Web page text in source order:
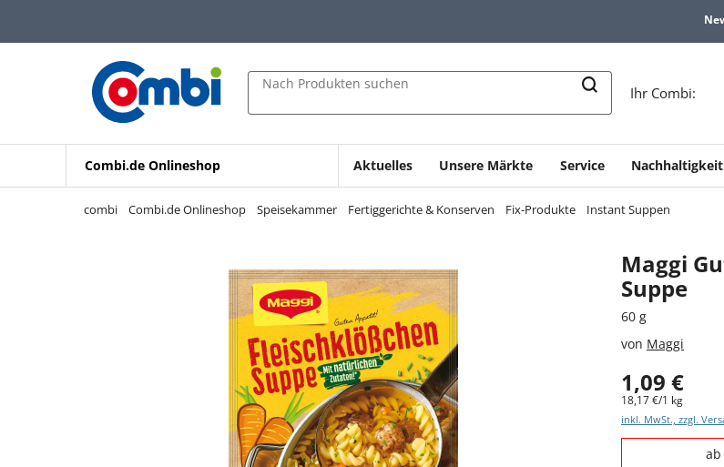
Zur Navigation springen
Zur Suche springen
Nach Produkten suchen
Ihr Combi:
Combi.de Onlineshop Aktuelles Unsere Märkte Service Nachhaltigkeit
combi Combi.de Onlineshop Speisekammer Fertiggerichte & Konserven Fix-Produkte Instant Suppen
Maggi
Suppe
60 g
von Maggi
1,09 €
18,17 €/1 kg
inkl. MwSt., zzgl.
Staffelpreise -
ab